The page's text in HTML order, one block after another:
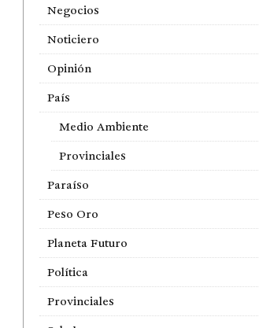
Negocios
Noticiero
Opinión
País
Medio Ambiente
Provinciales
Paraíso
Peso Oro
Planeta Futuro
Política
Provinciales